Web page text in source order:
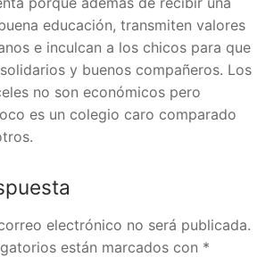
educación, transmiten valores
e inculcan a los chicos para que
y buenos compañeros. Los
no son económicos pero
es un colegio caro comparado
electrónico no será publicada.
están marcados con *